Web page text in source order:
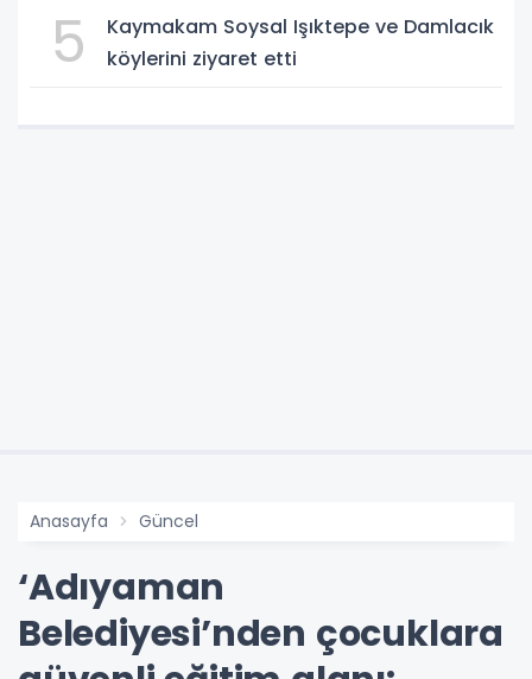
5
Kaymakam Soysal Işıktepe ve Damlacık
köylerini ziyaret etti
Anasayfa Güncel
‘Adıyaman
Belediyesi’nden çocuklara